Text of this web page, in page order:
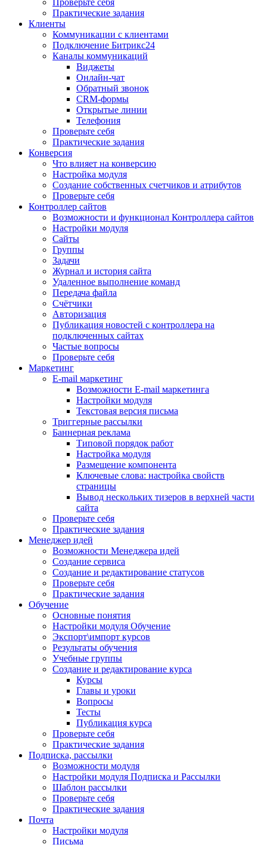
Проверьте себя
Практические задания
Клиенты
Коммуникации с клиентами
Подключение Битрикс24
Каналы коммуникаций
Виджеты
Онлайн-чат
Обратный звонок
CRM-формы
Открытые линии
Телефония
Проверьте себя
Практические задания
Конверсия
Что влияет на конверсию
Настройка модуля
Создание собственных счетчиков и атрибутов
Проверьте себя
Контроллер сайтов
Возможности и функционал Контроллера сайтов
Настройки модуля
Сайты
Группы
Задачи
Журнал и история сайта
Удаленное выполнение команд
Передача файла
Счётчики
Авторизация
Публикация новостей с контроллера на
подключенных сайтах
Частые вопросы
Проверьте себя
Маркетинг
E-mail маркетинг
Возможности E-mail маркетинга
Настройки модуля
Текстовая версия письма
Триггерные рассылки
Баннерная реклама
Типовой порядок работ
Настройка модуля
Размещение компонента
Ключевые слова: настройка свойств
страницы
Вывод нескольких тизеров в верхней части
сайта
Проверьте себя
Практические задания
Менеджер идей
Возможности Менеджера идей
Создание сервиса
Создание и редактирование статусов
Проверьте себя
Практические задания
Обучение
Основные понятия
Настройки модуля Обучение
Экспорт\импорт курсов
Результаты обучения
Учебные группы
Создание и редактирование курса
Курсы
Главы и уроки
Вопросы
Тесты
Публикация курса
Проверьте себя
Практические задания
Подписка, рассылки
Возможности модуля
Настройки модуля Подписка и Рассылки
Шаблон рассылки
Проверьте себя
Практические задания
Почта
Настройки модуля
Письма